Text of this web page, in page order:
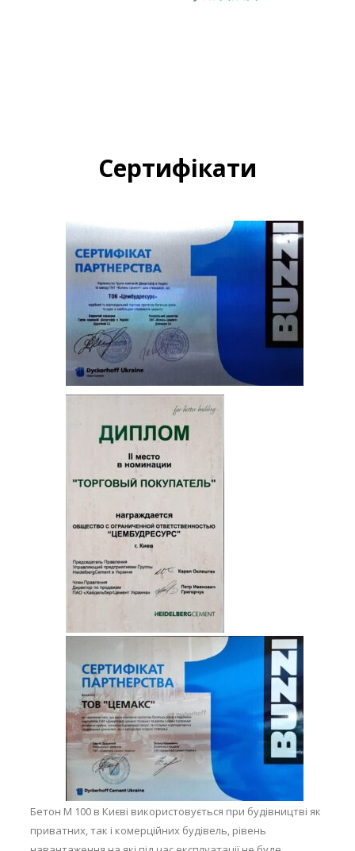
Сертифікати
Бетон М 100 в Києві використовується при будівництві як
приватних, так і комерційних будівель, рівень